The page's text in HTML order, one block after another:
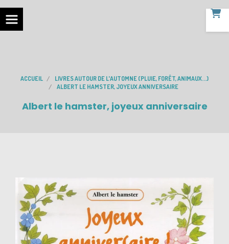
ACCUEIL
LIVRES AUTOUR DE L'AUTOMNE (PLUIE, FORÊT, ANIMAUX...)
ALBERT LE HAMSTER, JOYEUX ANNIVERSAIRE
Albert le hamster, joyeux anniversaire